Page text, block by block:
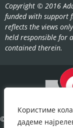
Користиме
дадеме
Copyright © 2016
funded with support
reflects the views
held responsible for
contained therein.
©2022-